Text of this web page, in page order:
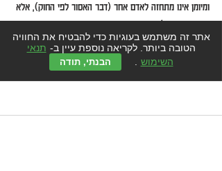
ומיומן אינו מתחזה לאדם אחר (דבר האסור לפי החוק), אלא
עוטה כיסוי של דמות בדיונית.
איתור חייבים
אתר זה משתמש בעוגיות כדי להבטיח את החוויה
הטובה ביותר. לקריאה נוספת עיין ב- תנאי
השימוש
הבנתי, תודה